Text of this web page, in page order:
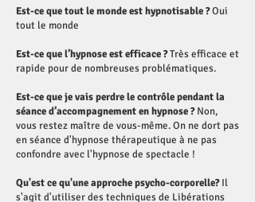
Est-ce que tout le monde est hypnotisable ?Oui
tout le monde
Est-ce que l’hypnose est efficace ?Très efficace et
rapide pour de nombreuses problématiques.
Est-ce que je vais perdre le contrôle pendant la
séance d’accompagnement en hypnose ?Non,
vous restez maître de vous-même. On ne dort pas
en séance d'hypnose thérapeutique à ne pas
confondre avec l'hypnose de spectacle !
Qu'est ce qu'une approche psycho-corporelle?Il
s'agit d'utiliser des techniques de Libérations